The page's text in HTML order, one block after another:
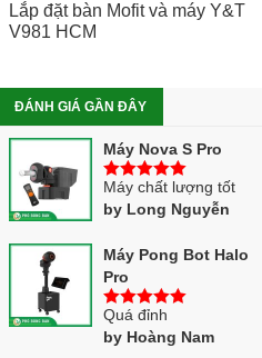
Lắp đặt bàn Mofit và máy Y&T
V981 HCM
ĐÁNH GIÁ GẦN ĐÂY
Máy Nova S Pro
5trên 5
Máy chất lượng tốt
by Long Nguyễn
Máy Pong Bot Halo
Pro
5trên 5
Quá đỉnh
by Hoàng Nam